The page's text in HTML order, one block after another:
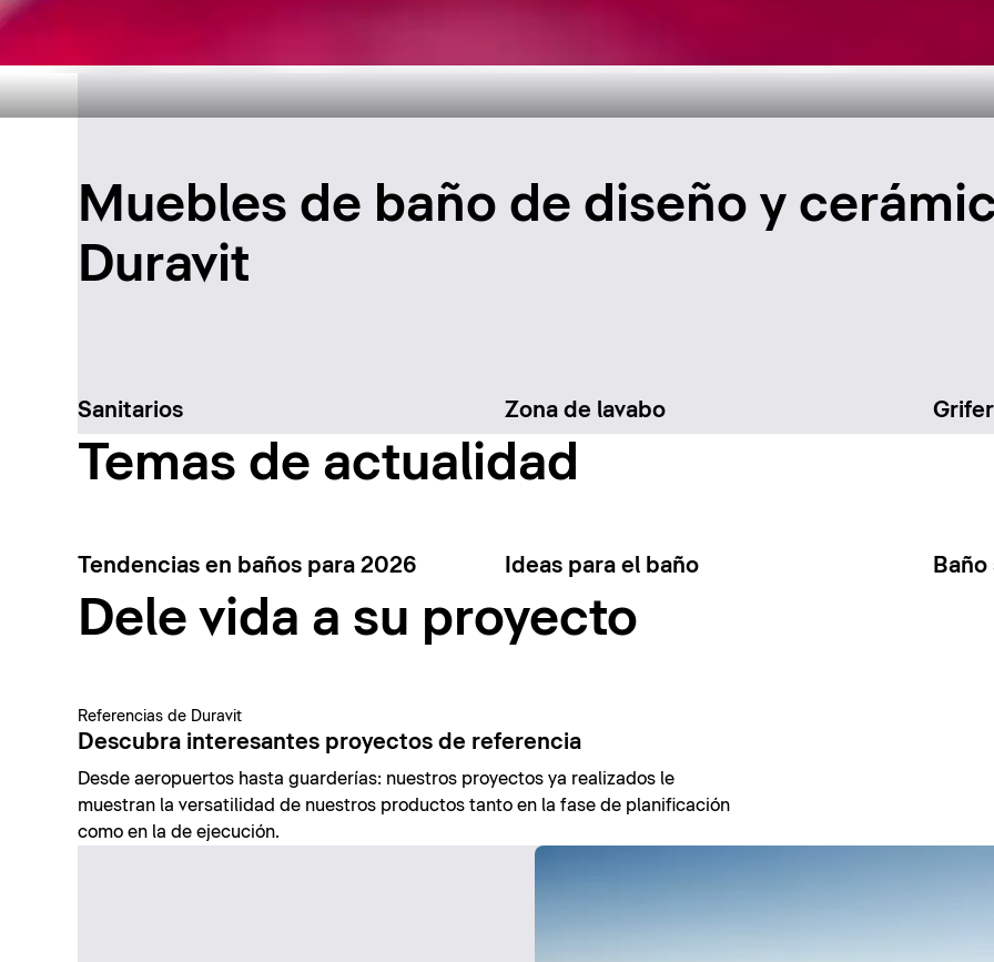
Diseño atemporal para el
Descúbralo ahora
Muebles de baño de diseño y
Duravit
Sanitarios Zona de lavabo
Temas de actualidad
Tendencias en baños para 2026 Ideas para el baño
Dele vida a su proyecto
Referencias de Duravit
Descubra interesantes proyectos de referencia
Desde aeropuertos hasta guarderías: nuestros proyectos ya realizados le
muestran la versatilidad de nuestros productos tanto en la fase de planificación
como en la de ejecución.